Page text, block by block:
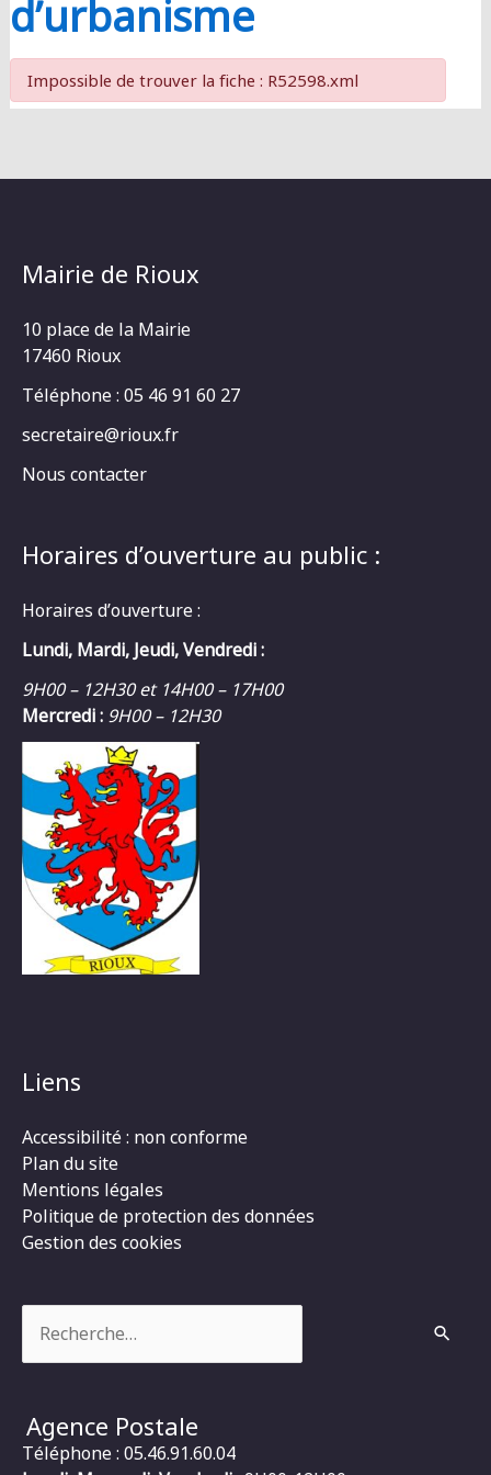
d’urbanisme
Impossible de trouver la fiche : R52598.xml
Mairie de Rioux
10 place de la Mairie
17460 Rioux
Téléphone : 05 46 91 60 27
secretaire@rioux.fr
Nous contacter
Horaires d’ouverture au public :
Horaires d’ouverture :
Lundi, Mardi, Jeudi, Vendredi :
9H00 – 12H30 et 14H00 – 17H00
Mercredi : 9H00 – 12H30
Liens
Accessibilité : non conforme
Plan du site
Mentions légales
Politique de protection des données
Gestion des cookies
Agence Postale
Téléphone : 05.46.91.60.04